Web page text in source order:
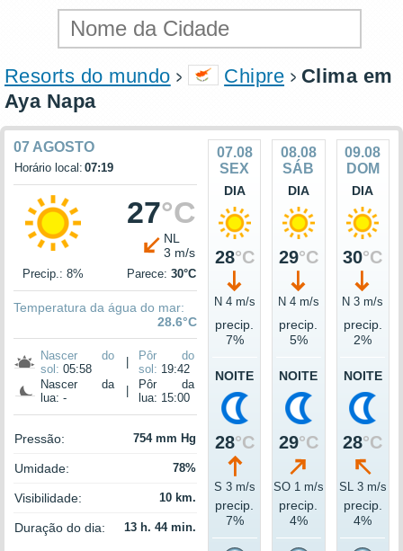
Resorts do mundo Chipre
Clima em
Aya Napa
07 AGOSTO
Horário local: 07:19
27°C
NL
3 m/s
Precip.: 8% Parece: 30°C
Temperatura da água do mar:
28.6°C
Nascer do
sol: 05:58
Pôr do
sol: 19:42
Nascer da
lua: -
Pôr da
lua: 15:00
Pressão: 754 mm Hg
Umidade: 78%
Visibilidade: 10 km.
Duração do dia: 13 h. 44 min.
07.08
SEX
DIA
28°C
N 4 m/s
precip.
7%
NOITE
28°C
S 3 m/s
precip.
7%
08.08
SÁB
DIA
29°C
N 4 m/s
precip.
5%
NOITE
29°C
SO 1 m/s
precip.
4%
09.08
DOM
DIA
30°C
N 3 m/s
precip.
2%
NOITE
28°C
SL 3 m/s
precip.
4%